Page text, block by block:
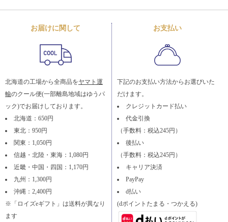
お届けに関して
北海道の工場から全商品をヤマト運
輸のクール便(一部離島地域はゆうパ
ック)でお届けしております。
北海道：650円
東北：950円
関東：1,050円
信越・北陸・東海：1,080円
近畿・中国・四国：1,170円
九州：1,300円
沖縄：2,400円
※「ロイズeギフト」は送料が異なり
ます
お支払い
下記のお支払い方法からお選びいた
だけます。
クレジットカード払い
代金引換
（手数料：税込245円）
後払い
（手数料：税込245円）
キャリア決済
PayPay
d払い
(dポイントたまる・つかえる)